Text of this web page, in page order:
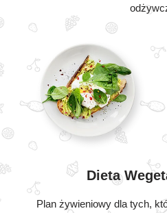
Dieta
Plan żywieniowy dla tych,